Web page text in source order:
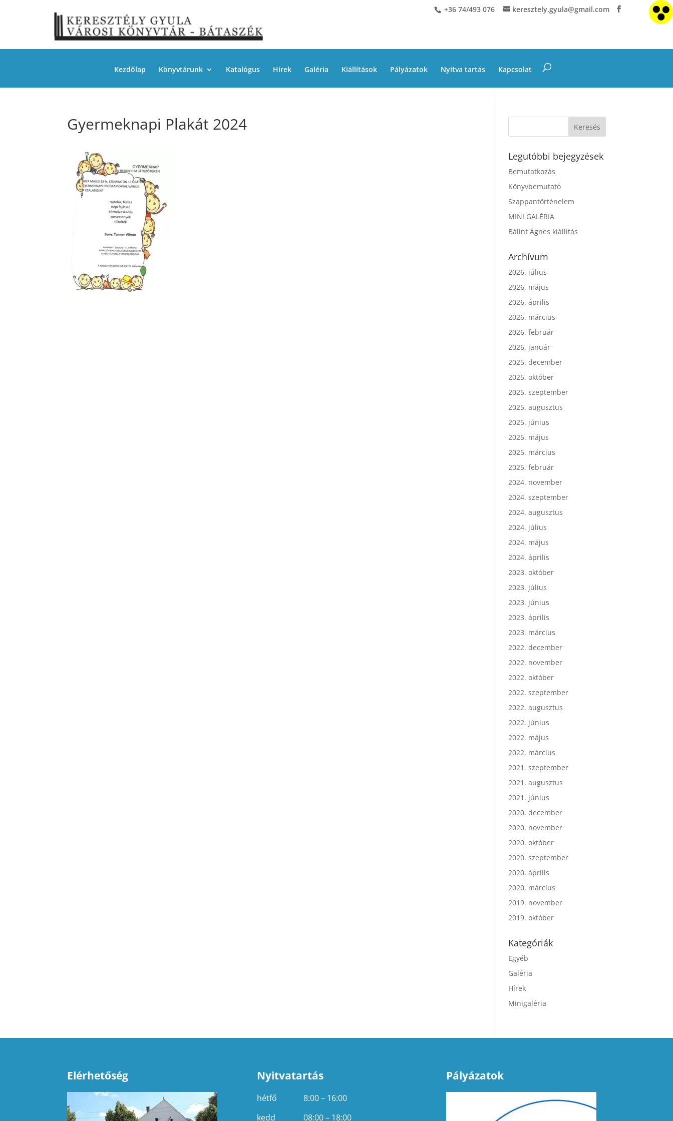
+36 74/493 076 keresztely.gyula@gmail.com
Kezdőlap Könyvtárunk Katalógus Hírek Galéria Kiállítások Pályázatok Nyitva tartás Kapcsolat
Gyermeknapi Plakát 2024
Legutóbbi bejegyzések
Bemutatkozás
Könyvbemutató
Szappantörténelem
MINI GALÉRIA
Bálint Ágnes kiállítás
Archívum
2026. július
2026. május
2026. április
2026. március
2026. február
2026. január
2025. december
2025. október
2025. szeptember
2025. augusztus
2025. június
2025. május
2025. március
2025. február
2024. november
2024. szeptember
2024. augusztus
2024. július
2024. május
2024. április
2023. október
2023. július
2023. június
2023. április
2023. március
2022. december
2022. november
2022. október
2022. szeptember
2022. augusztus
2022. június
2022. május
2022. március
2021. szeptember
2021. augusztus
2021. június
2020. december
2020. november
2020. október
2020. szeptember
2020. április
2020. március
2019. november
2019. október
Kategóriák
Egyéb
Galéria
Hírek
Minigaléria
Elérhetőség Nyitvatartás
hétfő
8:00 – 16:00
kedd
08:00 – 18:00
Pályázatok